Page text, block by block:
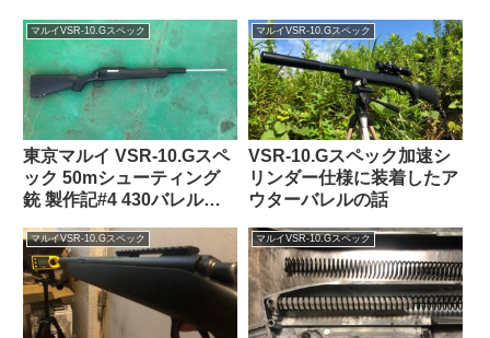
マルイVSR-10.Gスペック
東京マルイ VSR-10.Gスペ
ック 50mシューティング
銃 製作記#4 430バレルで
マルイVSR-10.Gスペック
VSR-10.Gスペック加速シ
リンダー仕様に装着したア
ウターバレルの話
マルイVSR-10.Gスペック マルイVSR-10.Gスペック